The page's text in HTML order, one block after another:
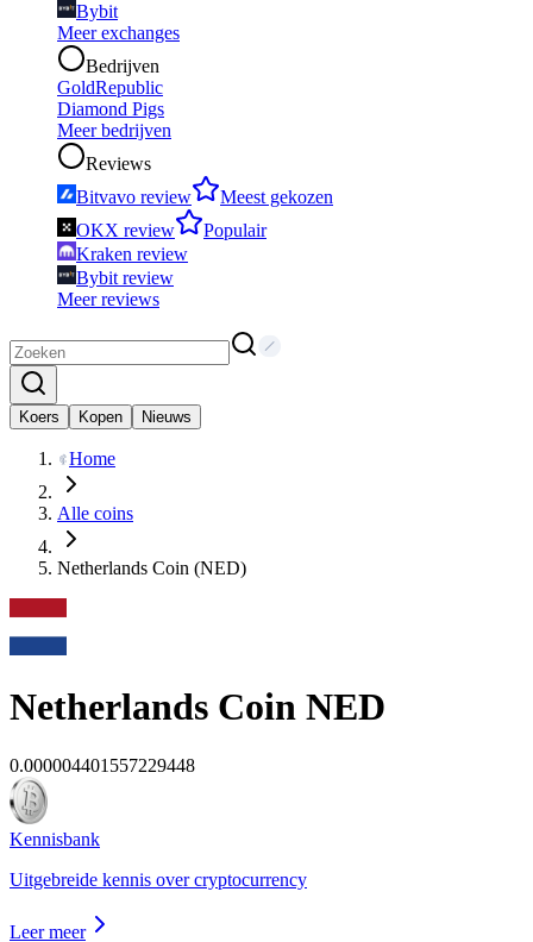
Bybit
Meer exchanges
Bedrijven
GoldRepublic
Diamond Pigs
Meer bedrijven
Reviews
Bitvavo review
Meest gekozen
OKX review
Populair
Kraken review
Bybit review
Meer reviews
Koers Kopen Nieuws
Home
Alle coins
Netherlands Coin (NED)
Netherlands Coin NED
0.000004401557229448
Kennisbank
Uitgebreide kennis over cryptocurrency
Leer meer